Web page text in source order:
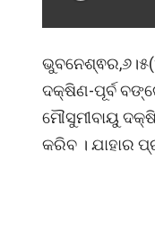
ଦକ୍ଷିଣ-ପୂର୍ବ
ମୌସୁମୀବାୟୁ
କରିବ । ଯାହାର